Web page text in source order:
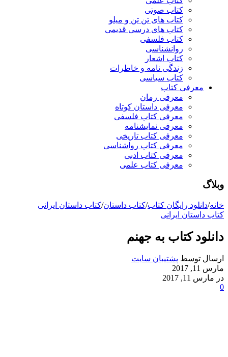
کتاب صوتی
کتاب های تن تن و میلو
کتاب های درسی قدیمی
کتاب فلسفی
روانشناسی
کتاب اشعار
زندگی نامه و خاطرات
کتاب سیاسی
معرفی کتاب
معرفی رمان
معرفی داستان کوتاه
معرفی کتاب فلسفی
معرفی نمایشنامه
معرفی کتاب تاریخی
معرفی کتاب رواشناسی
معرفی کتاب ادبی
معرفی کتاب علمی
وبلاگ
خانه/دانلود رایگان کتاب/کتاب داستان/کتاب داستان ایرانی
کتاب داستان ایرانی
دانلود کتاب به جهنم
ارسال توسط پشتیبان سایت
مارس 11, 2017
در مارس 11, 2017
0